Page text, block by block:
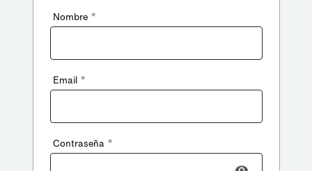
Nombre *
Email *
Contraseña *